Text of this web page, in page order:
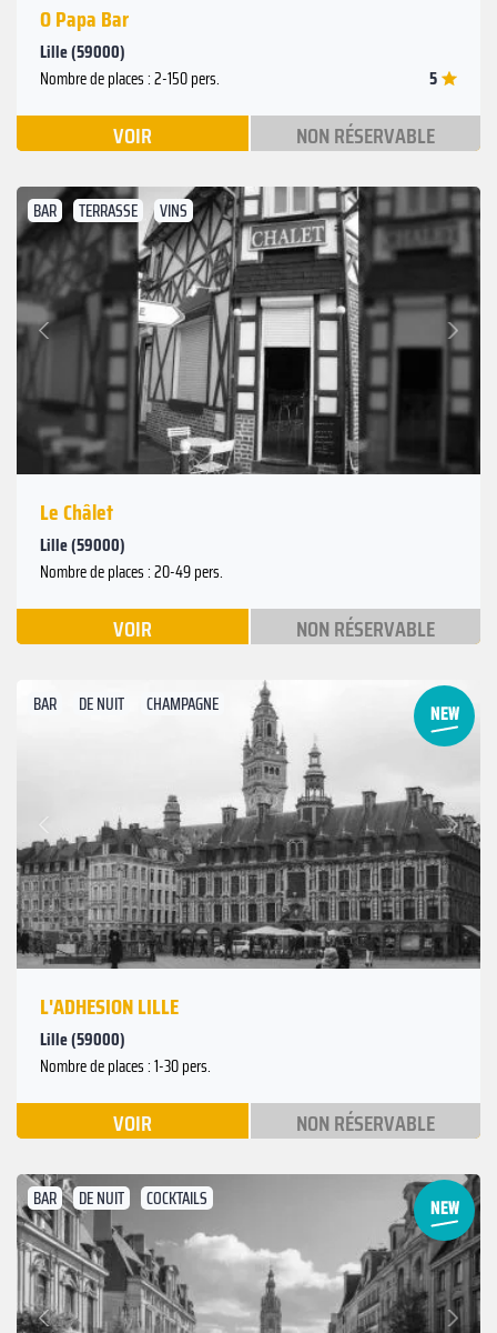
O Papa Bar
Lille (59000)
Nombre de places : 2-150 pers. 5
VOIR NON RÉSERVABLE
BAR TERRASSE VINS
Précédent
Suivant
Le Châlet
Lille (59000)
Nombre de places : 20-49 pers.
VOIR NON RÉSERVABLE
BAR DE NUIT CHAMPAGNE
Précédent
Suivant
L'ADHESION LILLE
Lille (59000)
Nombre de places : 1-30 pers.
VOIR NON RÉSERVABLE
BAR DE NUIT COCKTAILS
Suivant